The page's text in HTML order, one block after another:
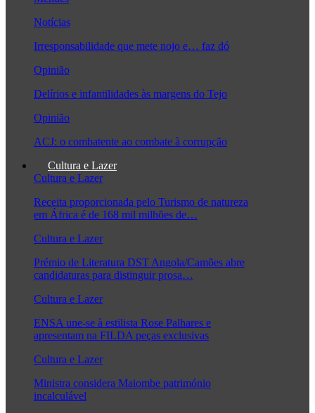
Notícias
Irresponsabilidade que mete nojo e… faz dó
Opinião
Delírios e infantilidades às margens do Tejo
Opinião
ACJ: o combatente ao combate à corrupção
Cultura e Lazer
Cultura e Lazer
Receita proporcionada pelo Turismo de natureza
em África é de 168 mil milhões de…
Cultura e Lazer
Prémio de Literatura DST Angola/Camões abre
candidaturas para distinguir prosa…
Cultura e Lazer
ENSA une-se à estilista Rose Palhares e
apresentam na FILDA peças exclusivas
Cultura e Lazer
Ministra considera Maiombe património
incalculável